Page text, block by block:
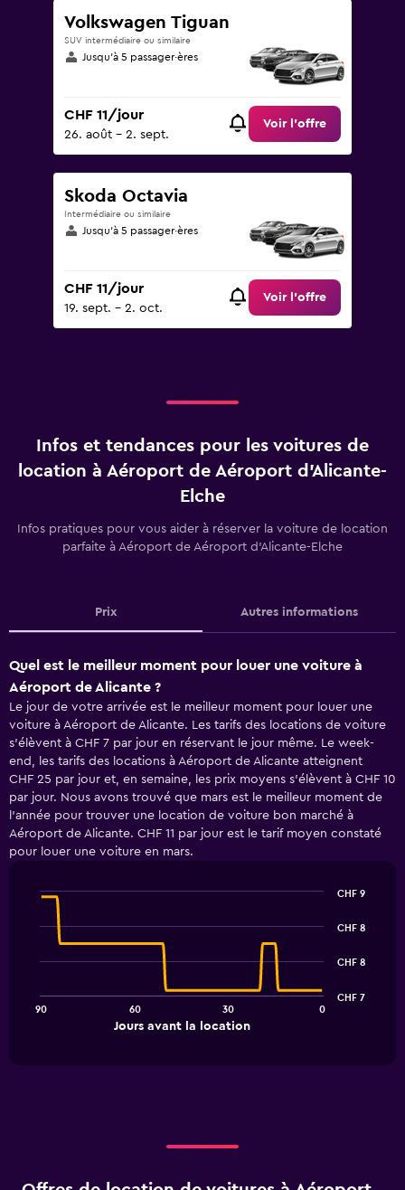
Volkswagen Tiguan
SUV intermédiaire ou similaire
Jusqu’à 5 passager·ères
CHF 11/jour
26. août - 2. sept.
Voir l’offre
Skoda Octavia
Intermédiaire ou similaire
Jusqu’à 5 passager·ères
CHF 11/jour
19. sept. - 2. oct.
Voir l’offre
Infos et tendances pour les voitures de
location à Aéroport de Aéroport d'Alicante-
Elche
Infos pratiques pour vous aider à réserver la voiture de location
parfaite à Aéroport de Aéroport d'Alicante-Elche
Prix Autres informations
Quel est le meilleur moment pour louer une voiture à
Aéroport de Alicante ?
Le jour de votre arrivée est le meilleur moment pour louer une
voiture à Aéroport de Alicante. Les tarifs des locations de voiture
s'élèvent à CHF 7 par jour en réservant le jour même. Le week-
end, les tarifs des locations à Aéroport de Alicante atteignent
CHF 25 par jour et, en semaine, les prix moyens s'élèvent à CHF 10
par jour. Nous avons trouvé que mars est le meilleur moment de
l'année pour trouver une location de voiture bon marché à
Aéroport de Alicante. CHF 11 par jour est le tarif moyen constaté
pour louer une voiture en mars.
chart
The
graphic.
Jours avant la location
90 60 30 0
CHF 7
CHF 8
CHF 8
CHF 9